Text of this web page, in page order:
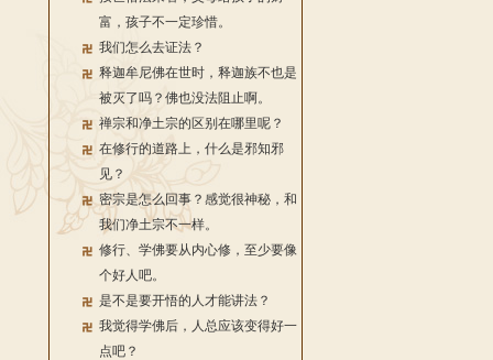
富，孩子不一定珍惜。
我们怎么去证法？
释迦牟尼佛在世时，释迦族不也是
被灭了吗？佛也没法阻止啊。
禅宗和净土宗的区别在哪里呢？
在修行的道路上，什么是邪知邪
见？
密宗是怎么回事？感觉很神秘，和
我们净土宗不一样。
修行、学佛要从内心修，至少要像
个好人吧。
是不是要开悟的人才能讲法？
我觉得学佛后，人总应该变得好一
点吧？